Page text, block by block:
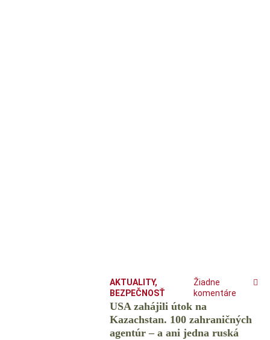
AKTUALITY,
BEZPEČNOSŤ
Žiadne
komentáre
USA zahájili útok na
Kazachstan. 100 zahraničných
agentúr – a ani jedna ruská